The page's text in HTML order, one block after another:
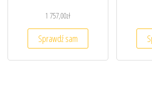
1 757,00zł
Sprawdź sam